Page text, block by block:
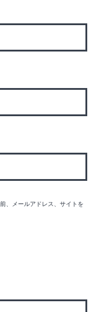
、メールアドレス、サイトを